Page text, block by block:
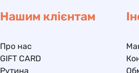
Нашим клієнтам
Про нас
GIFT CARD
Рутина